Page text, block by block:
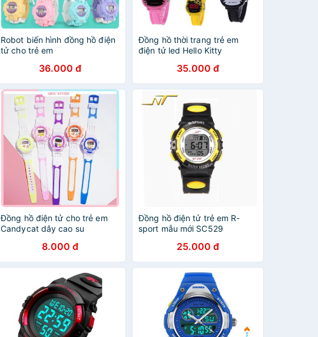
Robot biến hình đồng hồ điện
tử cho trẻ em
36.000 đ
Đồng hồ thời trang trẻ em
điện tử led Hello Kitty
35.000 đ
Đồng hồ điện tử cho trẻ em
Candycat dây cao su
8.000 đ
Đồng hồ điện tử trẻ em R-
sport mẫu mới SC529
25.000 đ